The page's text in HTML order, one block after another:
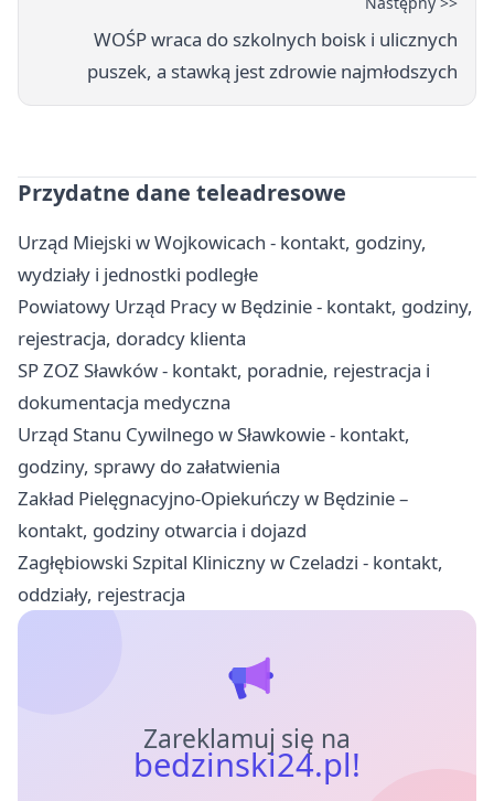
WOŚP wraca do szkolnych boisk i ulicznych
puszek, a stawką jest zdrowie najmłodszych
Przydatne dane teleadresowe
Urząd Miejski w Wojkowicach - kontakt, godziny,
wydziały i jednostki podległe
Powiatowy Urząd Pracy w Będzinie - kontakt, godziny,
rejestracja, doradcy klienta
SP ZOZ Sławków - kontakt, poradnie, rejestracja i
dokumentacja medyczna
Urząd Stanu Cywilnego w Sławkowie - kontakt,
godziny, sprawy do załatwienia
Zakład Pielęgnacyjno-Opiekuńczy w Będzinie –
kontakt, godziny otwarcia i dojazd
Zagłębiowski Szpital Kliniczny w Czeladzi - kontakt,
oddziały, rejestracja
Zareklamuj się na
bedzinski24.pl!